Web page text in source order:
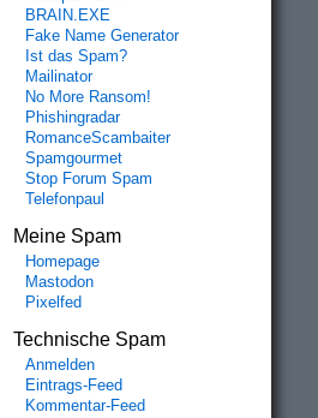
BRAIN.EXE
Fake Name Generator
Ist das Spam?
Mailinator
No More Ransom!
Phishingradar
RomanceScambaiter
Spamgourmet
Stop Forum Spam
Telefonpaul
Meine Spam
Homepage
Mastodon
Pixelfed
Technische Spam
Anmelden
Eintrags-Feed
Kommentar-Feed